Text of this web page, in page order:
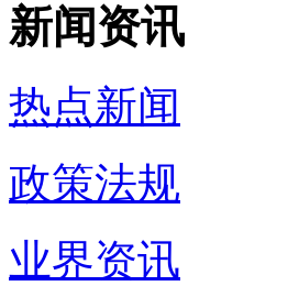
新闻资讯
热点新闻
政策法规
业界资讯